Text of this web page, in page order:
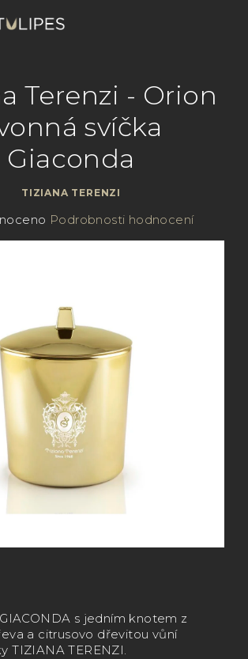
košík
s jedním knotem z
a citrusovo dřevitou vůní
TIZIANA TERENZI.
Terenzi - Orion
svíčka
Giaconda
TIZIANA TERENZI
Podrobnosti hodnocení